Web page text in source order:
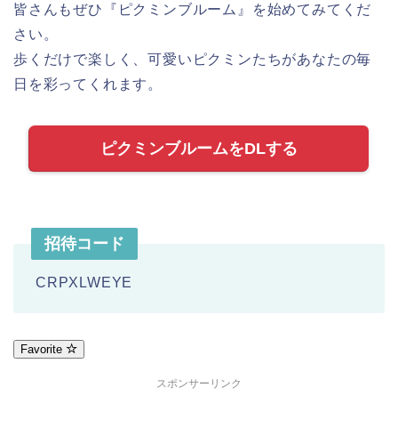
皆さんもぜひ『ピクミンブルーム』を始めてみてくだ
さい。
歩くだけで楽しく、可愛いピクミンたちがあなたの毎
日を彩ってくれます。
ピクミンブルームをDLする
招待コード
CRPXLWEYE
Favorite
スポンサーリンク